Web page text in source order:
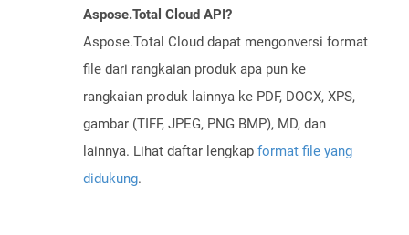
Aspose.Total Cloud API?
Aspose.Total Cloud dapat mengonversi format
file dari rangkaian produk apa pun ke
rangkaian produk lainnya ke PDF, DOCX, XPS,
gambar (TIFF, JPEG, PNG BMP), MD, dan
lainnya. Lihat daftar lengkap format file yang
didukung.